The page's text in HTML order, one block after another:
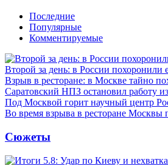
Последние
Популярные
Комментируемые
Второй за день: в России похоронили
Взрыв в ресторане: в Москве тайно
Саратовский НПЗ остановил работу
Под Москвой горит научный центр
Во время взрыва в ресторане
Сюжеты